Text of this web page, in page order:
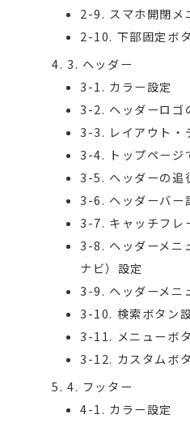
2-9. スマホ開閉メ
2-10. 下部固定ボ
3. ヘッダー
3-1. カラー設定
3-2. ヘッダーロゴ
3-3. レイアウト・
3-4. トップページ
3-5. ヘッダーの追
3-6. ヘッダーバー
3-7. キャッチフレ
3-8. ヘッダーメニ
ナビ）設定
3-9. ヘッダーメニ
3-10. 検索ボタン
3-11. メニューボ
3-12. カスタムボ
4. フッター
4-1. カラー設定